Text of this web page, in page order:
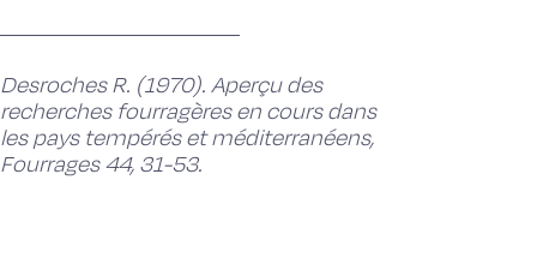
Desroches R. (1970). Aperçu des
recherches fourragères en cours dans
les pays tempérés et méditerranéens,
Fourrages 44, 31-53.